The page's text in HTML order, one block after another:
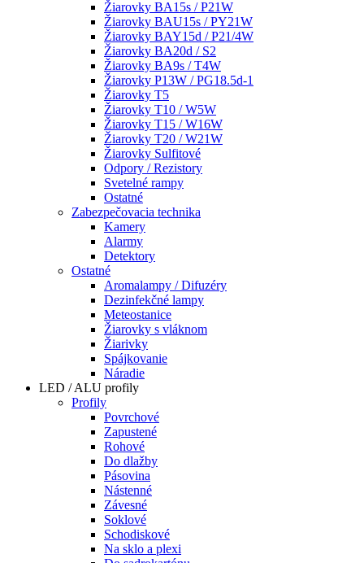
Žiarovky BA15s / P21W
Žiarovky BAU15s / PY21W
Žiarovky BAY15d / P21/4W
Žiarovky BA20d / S2
Žiarovky BA9s / T4W
Žiarovky P13W / PG18.5d-1
Žiarovky T5
Žiarovky T10 / W5W
Žiarovky T15 / W16W
Žiarovky T20 / W21W
Žiarovky Sulfitové
Odpory / Rezistory
Svetelné rampy
Ostatné
Zabezpečovacia technika
Kamery
Alarmy
Detektory
Ostatné
Aromalampy / Difuzéry
Dezinfekčné lampy
Meteostanice
Žiarovky s vláknom
Žiarivky
Spájkovanie
Náradie
LED / ALU profily
Profily
Povrchové
Zapustené
Rohové
Do dlažby
Pásovina
Nástenné
Závesné
Soklové
Schodiskové
Na sklo a plexi